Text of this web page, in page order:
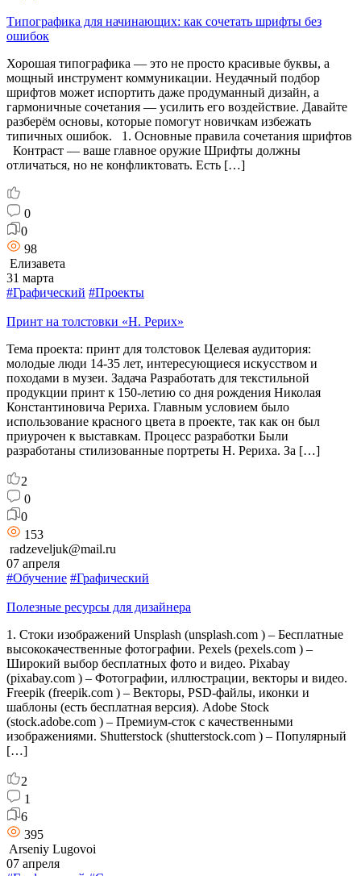
Типографика для начинающих: как сочетать шрифты без
ошибок
Хорошая типографика — это не просто красивые буквы, а
мощный инструмент коммуникации. Неудачный подбор
шрифтов может испортить даже продуманный дизайн, а
гармоничные сочетания — усилить его воздействие. Давайте
разберём основы, которые помогут новичкам избежать
типичных ошибок. 1. Основные правила сочетания шрифтов
Контраст — ваше главное оружие Шрифты должны
отличаться, но не конфликтовать. Есть […]
0
0
98
Елизавета
31 марта
#Графический #Проекты
Принт на толстовки «Н. Рерих»
Тема проекта: принт для толстовок Целевая аудитория:
молодые люди 14-35 лет, интересующиеся искусством и
походами в музеи. Задача Разработать для текстильной
продукции принт к 150-летию со дня рождения Николая
Константиновича Рериха. Главным условием было
использование красного цвета в проекте, так как он был
приурочен к выставкам. Процесс разработки Были
разработаны стилизованные портреты Н. Рериха. За […]
2
0
0
153
radzeveljuk@mail.ru
07 апреля
#Обучение #Графический
Полезные ресурсы для дизайнера
1. Стоки изображений Unsplash (unsplash.com ) – Бесплатные
высококачественные фотографии. Pexels (pexels.com ) –
Широкий выбор бесплатных фото и видео. Pixabay
(pixabay.com ) – Фотографии, иллюстрации, векторы и видео.
Freepik (freepik.com ) – Векторы, PSD-файлы, иконки и
шаблоны (есть бесплатная версия). Adobe Stock
(stock.adobe.com ) – Премиум-сток с качественными
изображениями. Shutterstock (shutterstock.com ) – Популярный
[…]
2
1
6
395
Arseniy Lugovoi
07 апреля